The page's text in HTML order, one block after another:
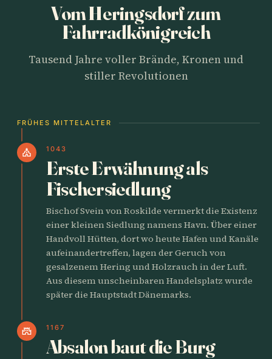
Vom Heringsdorf zum
Fahrradkönigreich
Tausend Jahre voller Brände, Kronen und
stiller Revolutionen
FRÜHES MITTELALTER
church 1043
Erste Erwähnung als
Fischersiedlung
Bischof Svein von Roskilde vermerkt die Existenz
einer kleinen Siedlung namens Havn. Über einer
Handvoll Hütten, dort wo heute Hafen und Kanäle
aufeinandertreffen, lagen der Geruch von
gesalzenem Hering und Holzrauch in der Luft.
Aus diesem unscheinbaren Handelsplatz wurde
später die Hauptstadt Dänemarks.
castle 1167
Absalon baut die Burg